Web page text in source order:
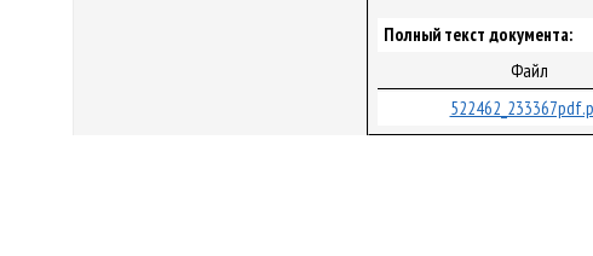
Полный текст документа:
Файл